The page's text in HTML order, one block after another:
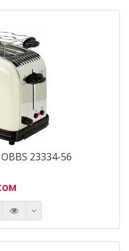
23334-56